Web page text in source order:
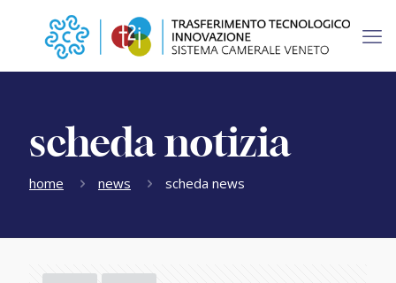
scheda notizia
home news scheda news